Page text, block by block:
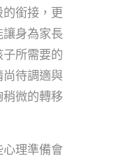
銜接，更
身為家長
所需要的
待調適與
微的轉移
理準備會